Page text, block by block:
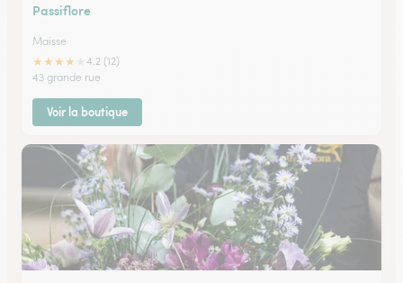
Passiflore
Maisse
★★★★
4.2 (12)
43 grande rue
Voir la boutique